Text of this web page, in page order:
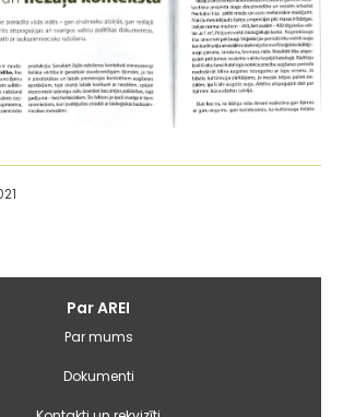
Par AREI
Par mums
Dokumenti